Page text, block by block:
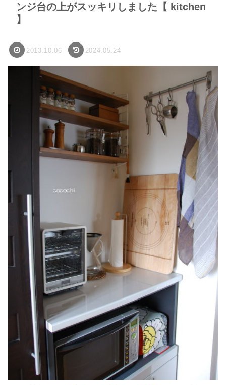
ンジ台の上がスッキリしました【 kitchen
】
2013.10.06 2024.05.24